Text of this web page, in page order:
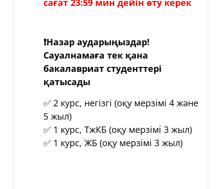
сағат 23:59 мин дейін өту керек
❗Назар аударыңыздар!
Сауалнамаға тек қана
бакалавриат студенттері
қатысады
✅ 2 курс, негізгі (оқу мерзімі 4 және
5 жыл)
✅ 1 курс, ТжКБ (оқу мерзімі 3 жыл)
✅ 1 курс, ЖБ (оқу мерзімі 3 жыл)